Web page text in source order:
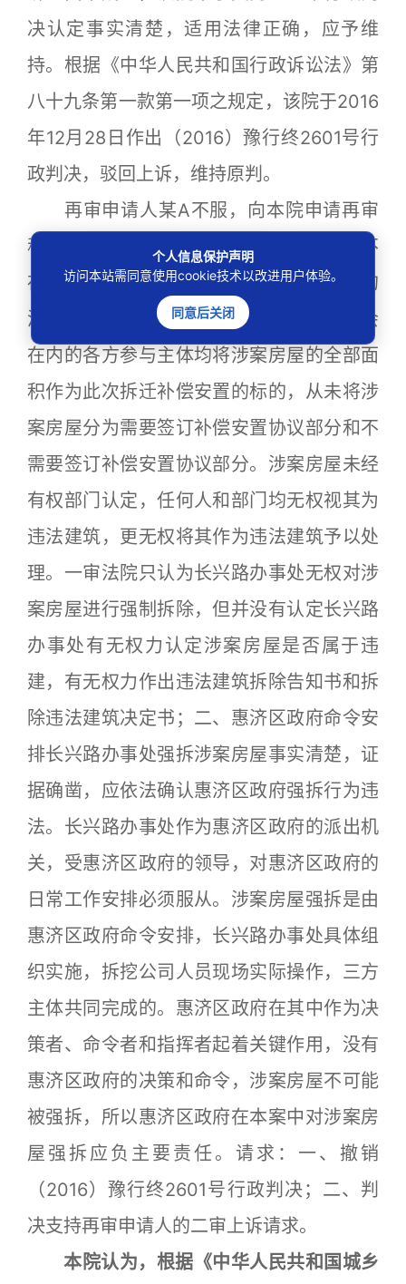
决认定事实清楚，适用法律正确，应予维
持。根据《中华人民共和国行政诉讼法》第
八十九条第一款第一项之规定，该院于2016
年12月28日作出（2016）豫行终2601号行
政判决，驳回上诉，维持原判。
再审申请人某A不服，向本院申请再审
称:一、原审法院认定事实错误，涉案房屋不
存在违法建筑问题。在再审被申请人主导的
涉案城中村改造过程中，包括老鸦陈村委会
在内的各方参与主体均将涉案房屋的全部面
积作为此次拆迁补偿安置的标的，从未将涉
案房屋分为需要签订补偿安置协议部分和不
需要签订补偿安置协议部分。涉案房屋未经
有权部门认定，任何人和部门均无权视其为
违法建筑，更无权将其作为违法建筑予以处
理。一审法院只认为长兴路办事处无权对涉
案房屋进行强制拆除，但并没有认定长兴路
办事处有无权力认定涉案房屋是否属于违
建，有无权力作出违法建筑拆除告知书和拆
除违法建筑决定书；二、惠济区政府命令安
排长兴路办事处强拆涉案房屋事实清楚，证
据确凿，应依法确认惠济区政府强拆行为违
法。长兴路办事处作为惠济区政府的派出机
关，受惠济区政府的领导，对惠济区政府的
日常工作安排必须服从。涉案房屋强拆是由
惠济区政府命令安排，长兴路办事处具体组
织实施，拆挖公司人员现场实际操作，三方
主体共同完成的。惠济区政府在其中作为决
策者、命令者和指挥者起着关键作用，没有
惠济区政府的决策和命令，涉案房屋不可能
被强拆，所以惠济区政府在本案中对涉案房
屋强拆应负主要责任。请求：一、撤销
（2016）豫行终2601号行政判决；二、判
决支持再审申请人的二审上诉请求。
本院认为，根据《中华人民共和国城乡
个人信息保护声明
访问本站需同意使用cookie技术以改进用户体验。
同意后关闭